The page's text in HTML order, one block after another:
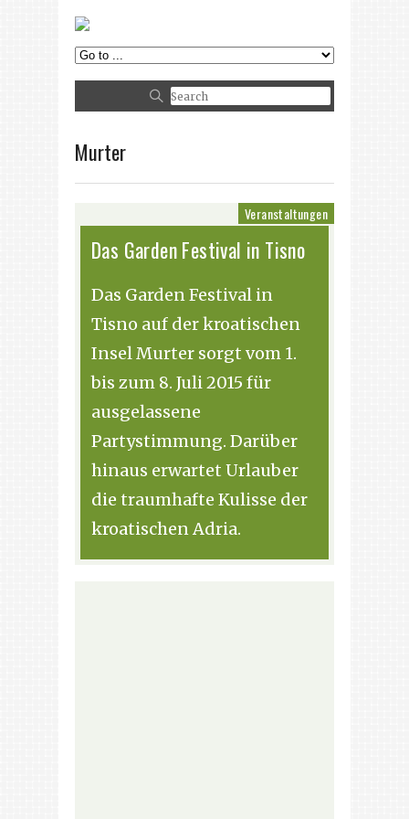
Murter
Veranstaltungen
Das Garden Festival in Tisno
Das Garden Festival in
Tisno auf der kroatischen
Insel Murter sorgt vom 1.
bis zum 8. Juli 2015 für
ausgelassene
Partystimmung. Darüber
hinaus erwartet Urlauber
die traumhafte Kulisse der
kroatischen Adria.